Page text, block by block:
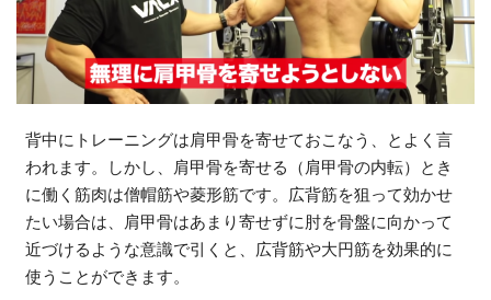
背中にトレーニングは肩甲骨を寄せておこなう、とよく言
われます。しかし、肩甲骨を寄せる（肩甲骨の内転）とき
に働く筋肉は僧帽筋や菱形筋です。広背筋を狙って効かせ
たい場合は、肩甲骨はあまり寄せずに肘を骨盤に向かって
近づけるような意識で引くと、広背筋や大円筋を効果的に
使うことができます。